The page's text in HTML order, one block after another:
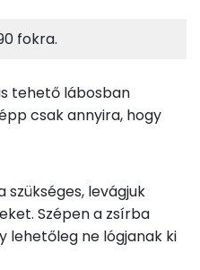
450 kcal
1 kcal
41%
Zsír
45%
Víz
fokra.
tehető lábosban
csak annyira, hogy
szükséges, levágjuk
Szépen a zsírba
lehetőleg ne lógjanak ki